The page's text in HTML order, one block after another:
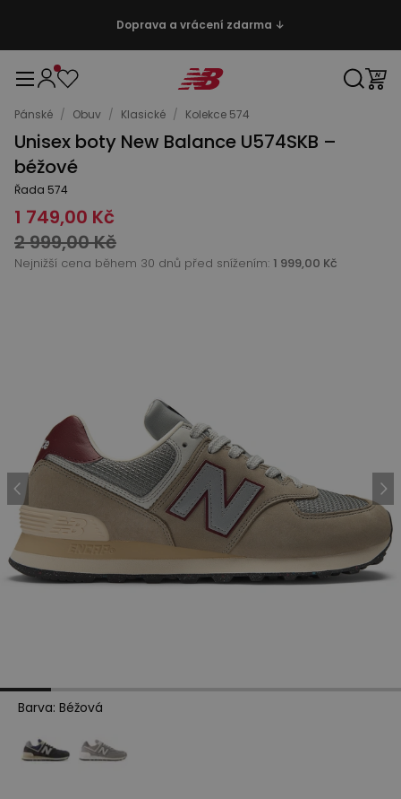
Doprava a vrácení zdarma ↓
Pánské / Obuv / Klasické / Kolekce 574
Unisex boty New Balance U574SKB –
béžové
Řada 574
1 749,00 Kč
2 999,00 Kč
Nejnižší cena během 30 dnů před snížením: 1 999,00 Kč
Barva: Béžová